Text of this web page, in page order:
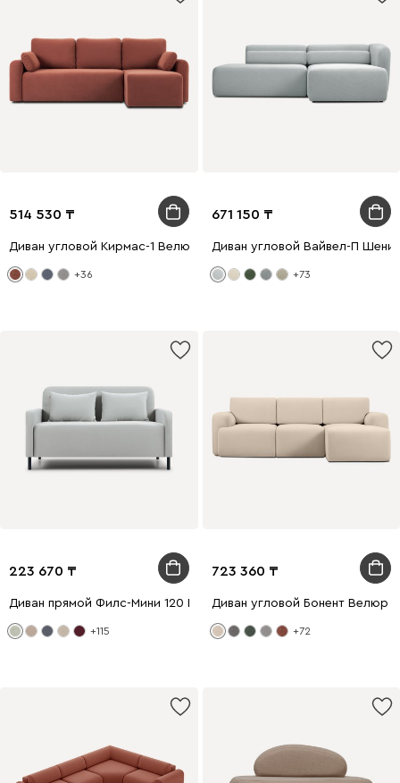
514 530
Диван угловой Кирмас-1 Велюр Терракотовый
+36
671 150
Диван угловой Вайвел-П
+73
223 670
Диван прямой Филс-Мини 120 Велюр Светло-серый
+115
723 360
Диван угловой Бонент Велюр
+72